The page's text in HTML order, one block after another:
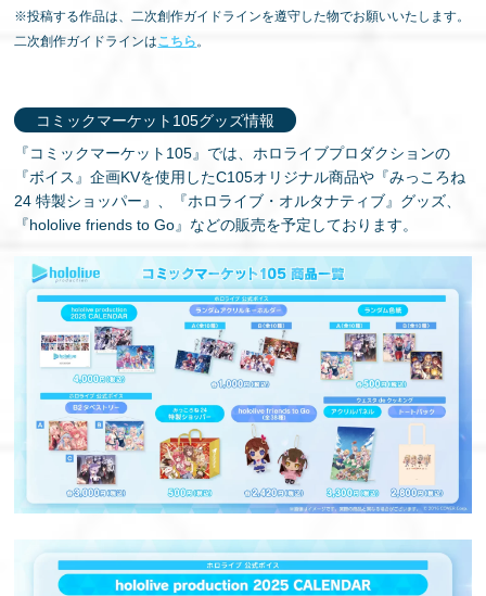
※投稿する作品は、二次創作ガイドラインを遵守した物でお願いいたします。
二次創作ガイドラインはこちら 。
コミックマーケット105グッズ情報
『コミックマーケット105』では、ホロライブプロダクションの
『ボイス』企画KVを使用したC105オリジナル商品や『みっころね
24 特製ショッパー』、『ホロライブ・オルタナティブ』グッズ、
『hololive friends to Go』などの販売を予定しております。